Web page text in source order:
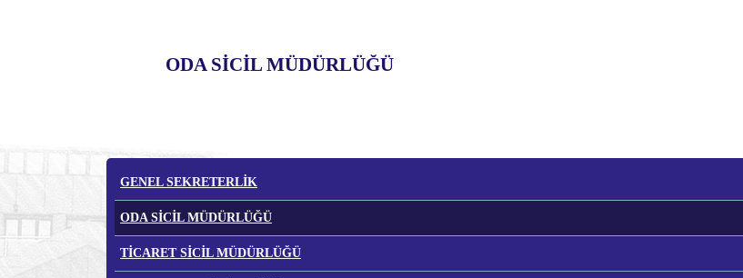
ODA SİCİL MÜDÜRLÜĞÜ
GENEL SEKRETERLİK
ODA SİCİL MÜDÜRLÜĞÜ
TİCARET SİCİL MÜDÜRLÜĞÜ